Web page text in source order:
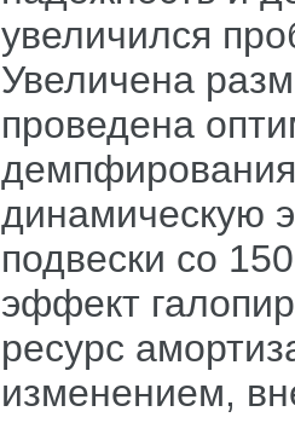
увеличился
Увеличена
проведена
динамическую
подвески со
эффект
ресурс
изменением,